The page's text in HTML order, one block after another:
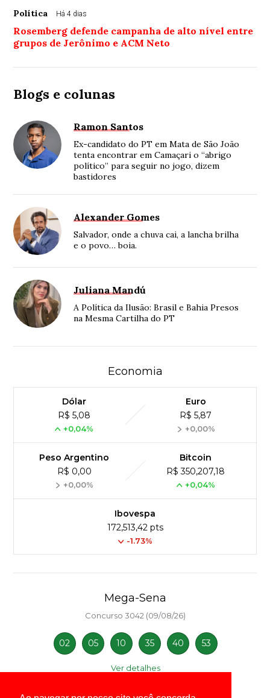
Política Há 4 dias
Rosemberg defende campanha de alto nível entre
grupos de Jerônimo e ACM Neto
Blogs e colunas
Ramon Santos
Ex-candidato do PT em Mata de São João
tenta encontrar em Camaçari o “abrigo
político” para seguir no jogo, dizem
bastidores
Alexander Gomes
Salvador, onde a chuva cai, a lancha brilha
e o povo… boia.
Juliana Mandú
A Política da Ilusão: Brasil e Bahia Presos
na Mesma Cartilha do PT
Economia
Dólar
R$ 5,08
+0,04%
Euro
R$ 5,87
+0,00%
Peso Argentino
R$ 0,00
+0,00%
Bitcoin
R$ 350,207,18
+0,04%
Ibovespa
172,513,42 pts
-1.73%
Mega-Sena
Concurso 3042 (09/08/26)
02 05 10 35 40 53
Ver detalhes